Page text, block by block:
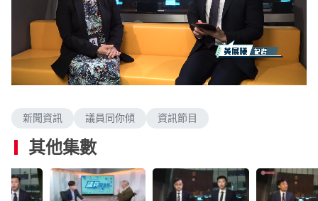
U
n
L
o
d
.
0
%
新聞資訊 議員同你傾 資訊節目
其他集數